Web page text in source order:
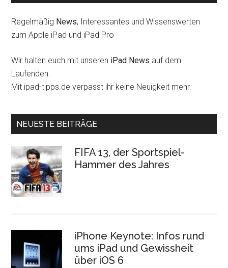
Regelmäßig News, Interessantes und Wissenswerten
zum Apple iPad und iPad Pro
Wir halten euch mit unseren iPad News auf dem
Laufenden.
Mit ipad-tipps.de verpasst ihr keine Neuigkeit mehr.
NEUESTE BEITRÄGE
FIFA 13, der Sportspiel-
Hammer des Jahres
iPhone Keynote: Infos rund
ums iPad und Gewissheit
über iOS 6